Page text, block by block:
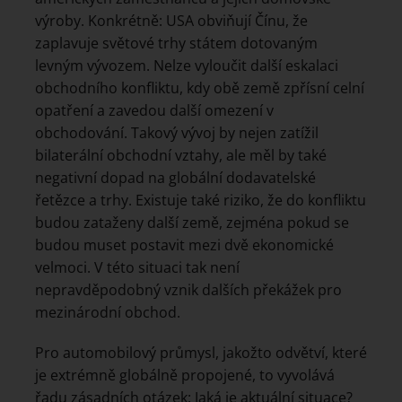
výroby. Konkrétně: USA obviňují Čínu, že
zaplavuje světové trhy státem dotovaným
levným vývozem. Nelze vyloučit další eskalaci
obchodního konfliktu, kdy obě země zpřísní celní
opatření a zavedou další omezení v
obchodování. Takový vývoj by nejen zatížil
bilaterální obchodní vztahy, ale měl by také
negativní dopad na globální dodavatelské
řetězce a trhy. Existuje také riziko, že do konfliktu
budou zataženy další země, zejména pokud se
budou muset postavit mezi dvě ekonomické
velmoci. V této situaci tak není
nepravděpodobný vznik dalších překážek pro
mezinárodní obchod.
Pro automobilový průmysl, jakožto odvětví, které
je extrémně globálně propojené, to vyvolává
řadu zásadních otázek: Jaká je aktuální situace?